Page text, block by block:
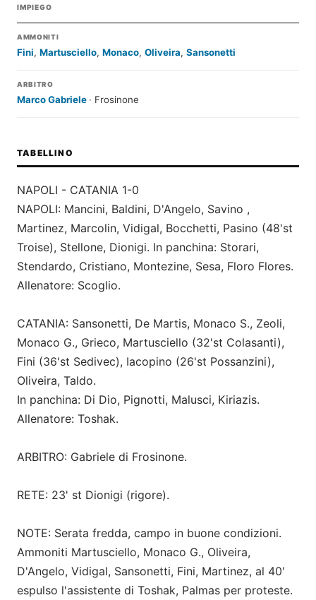
IMPIEGO
AMMONITI
Fini, Martusciello, Monaco, Oliveira, Sansonetti
ARBITRO
Marco Gabriele · Frosinone
TABELLINO
NAPOLI - CATANIA 1-0
NAPOLI: Mancini, Baldini, D'Angelo, Savino ,
Martinez, Marcolin, Vidigal, Bocchetti, Pasino (48'st
Troise), Stellone, Dionigi. In panchina: Storari,
Stendardo, Cristiano, Montezine, Sesa, Floro Flores.
Allenatore: Scoglio.
CATANIA: Sansonetti, De Martis, Monaco S., Zeoli,
Monaco G., Grieco, Martusciello (32'st Colasanti),
Fini (36'st Sedivec), Iacopino (26'st Possanzini),
Oliveira, Taldo.
In panchina: Di Dio, Pignotti, Malusci, Kiriazis.
Allenatore: Toshak.
ARBITRO: Gabriele di Frosinone.
RETE: 23' st Dionigi (rigore).
NOTE: Serata fredda, campo in buone condizioni.
Ammoniti Martusciello, Monaco G., Oliveira,
D'Angelo, Vidigal, Sansonetti, Fini, Martinez, al 40'
espulso l'assistente di Toshak, Palmas per proteste.